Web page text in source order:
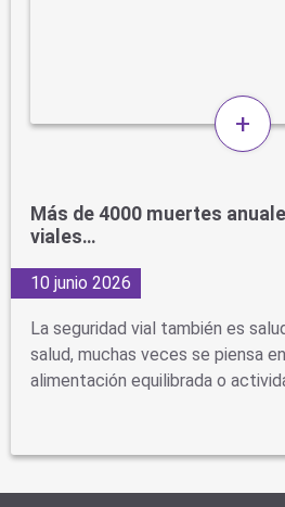
+
Más de 4000 muertes
viales…
10 junio 2026
La seguridad vial también es
salud, muchas veces se piensa
alimentación equilibrada o